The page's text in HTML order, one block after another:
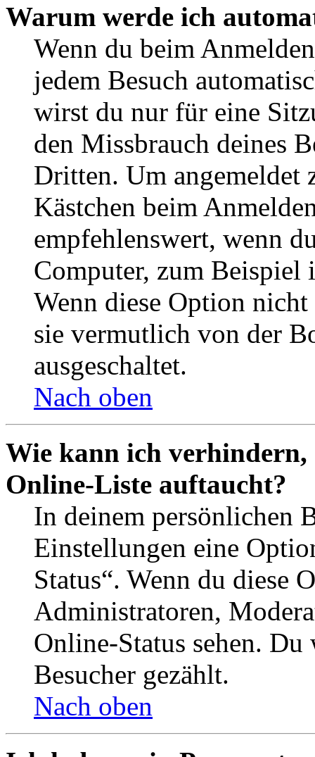
Warum werde ich
Wenn du beim
jedem Besuch
wirst du nur für eine
den Missbrauch deines
Dritten. Um angemeldet
Kästchen beim
empfehlenswert, wenn
Computer, zum Beispiel
Wenn diese Option
sie vermutlich von der
ausgeschaltet.
Nach oben
Wie kann ich verhindern,
Online-Liste auftaucht?
In deinem persönlichen
Einstellungen eine
Status“. Wenn du diese
Administratoren,
Online-Status sehen.
Besucher gezählt.
Nach oben